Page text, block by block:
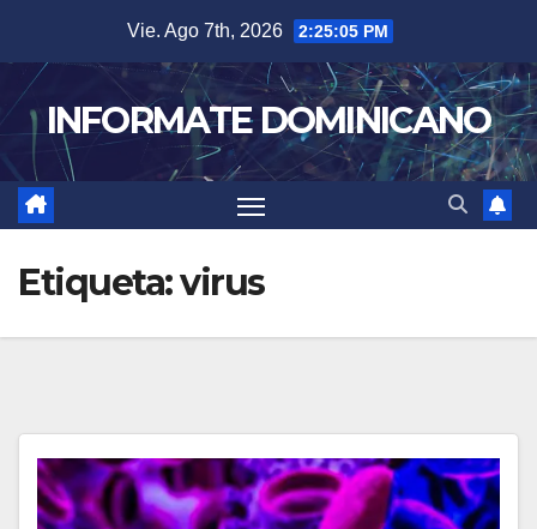
content
Vie. Ago 7th, 2026 2:25:05 PM
INFORMATE DOMINICANO
Etiqueta:virus